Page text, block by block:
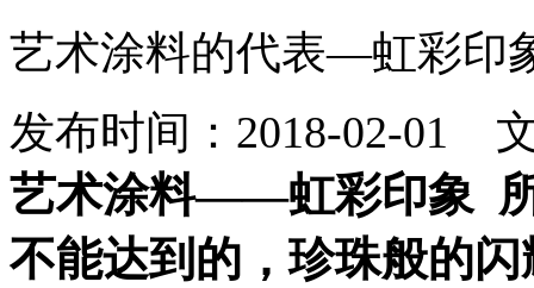
艺术涂料的代表—虹彩印
发布时间：2018-02-01
艺术涂料——虹彩印象
不能达到的，珍珠般的